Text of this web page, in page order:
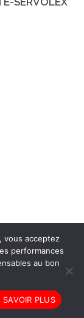
vous acceptez
performances
au bon
SAVOIR PLUS